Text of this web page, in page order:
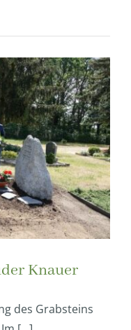
Knauer
des Grabsteins